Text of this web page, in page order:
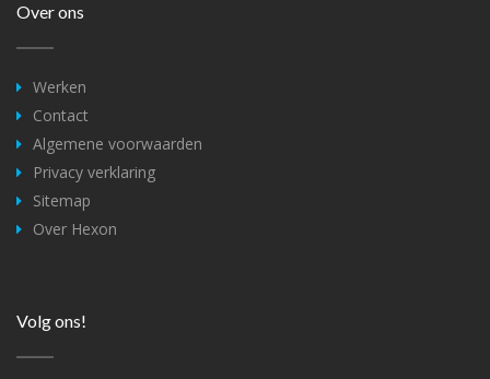
Over ons
Werken
Contact
Algemene voorwaarden
Privacy verklaring
Sitemap
Over Hexon
Volg ons!